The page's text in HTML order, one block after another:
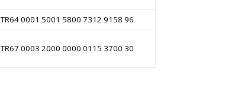
TR64 0001 5001 5800 7312 9158 96
TR67 0003 2000 0000 0115 3700 30